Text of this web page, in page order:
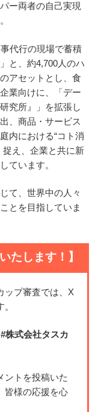
ー両者の自己実現
代行の現場で蓄積
と、約4,700人のハ
アセットとし、食
業向けに、「デー
究所』」を拡張し
、商品・サービス
内における“コト消
捉え、企業と共に新
ています。
て、世界中の人々
とを目指していま
たします！】
ップ審査では、X
株式会社タスカ
ントを投稿いた
皆様の応援を心